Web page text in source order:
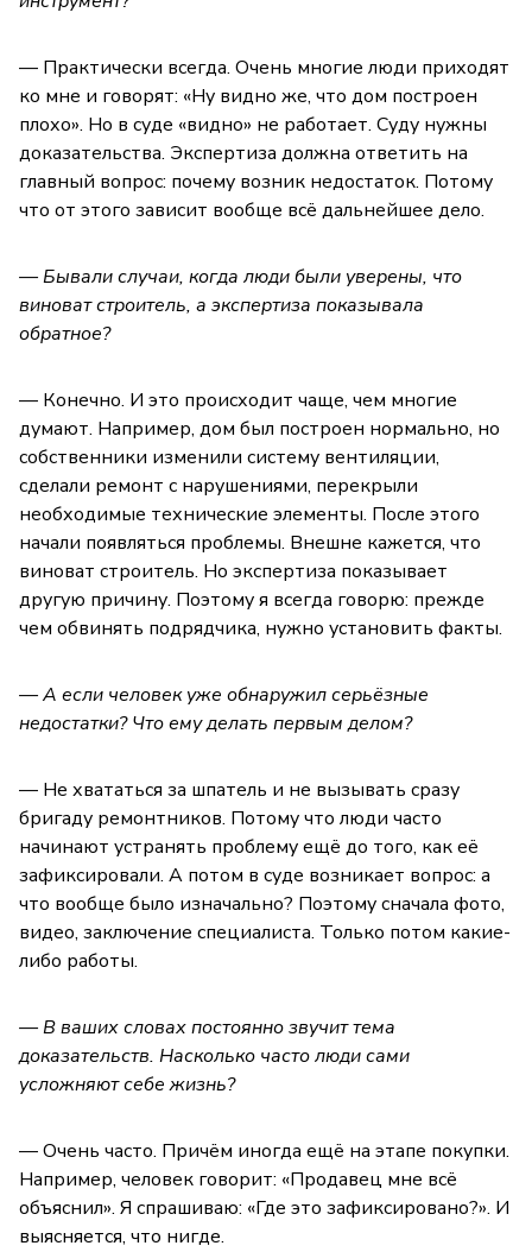
— Практически всегда. Очень многие люди приходят
ко мне и говорят: «Ну видно же, что дом построен
плохо». Но в суде «видно» не работает. Суду нужны
доказательства. Экспертиза должна ответить на
главный вопрос: почему возник недостаток. Потому
что от этого зависит вообще всё дальнейшее дело.
— Бывали случаи, когда люди были уверены, что
виноват строитель, а экспертиза показывала
обратное?
— Конечно. И это происходит чаще, чем многие
думают. Например, дом был построен нормально, но
собственники изменили систему вентиляции,
сделали ремонт с нарушениями, перекрыли
необходимые технические элементы. После этого
начали появляться проблемы. Внешне кажется, что
виноват строитель. Но экспертиза показывает
другую причину. Поэтому я всегда говорю: прежде
чем обвинять подрядчика, нужно установить факты.
— А если человек уже обнаружил серьёзные
недостатки? Что ему делать первым делом?
— Не хвататься за шпатель и не вызывать сразу
бригаду ремонтников. Потому что люди часто
начинают устранять проблему ещё до того, как её
зафиксировали. А потом в суде возникает вопрос: а
что вообще было изначально? Поэтому сначала фото,
видео, заключение специалиста. Только потом какие-
либо работы.
— В ваших словах постоянно звучит тема
доказательств. Насколько часто люди сами
усложняют себе жизнь?
— Очень часто. Причём иногда ещё на этапе покупки.
Например, человек говорит: «Продавец мне всё
объяснил». Я спрашиваю: «Где это зафиксировано?». И
выясняется, что нигде.